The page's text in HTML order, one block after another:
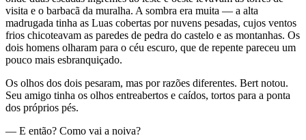
visita e o barbacã da muralha. A sombra era muita — a alta
madrugada tinha as Luas cobertas por nuvens pesadas, cujos ventos
frios chicoteavam as paredes de pedra do castelo e as montanhas. Os
dois homens olharam para o céu escuro, que de repente pareceu um
pouco mais esbranquiçado.
Os olhos dos dois pesaram, mas por razões diferentes. Bert notou.
Seu amigo tinha os olhos entreabertos e caídos, tortos para a ponta
dos próprios pés.
— E então? Como vai a noiva?